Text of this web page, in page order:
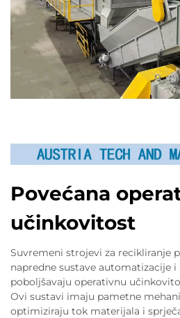
Povećana
učinkovitost
Suvremeni strojevi za recikliranje
napredne sustave automatizacije
poboljšavaju operativnu
Ovi sustavi imaju pametne
optimiziraju tok materijala i